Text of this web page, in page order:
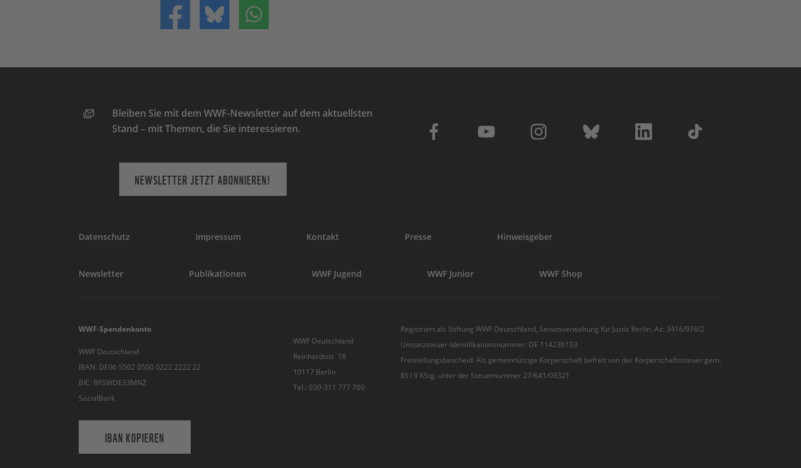
Teilen auf FacebookTeilen auf Bluesky
Bleiben Sie mit dem WWF-Newsletter auf dem aktuellsten
Stand – mit Themen, die Sie interessieren.
NEWSLETTER JETZT ABONNIEREN!
Datenschutz Impressum Kontakt Presse Hinweisgeber
Newsletter Publikationen WWF Jugend WWF Junior WWF Shop
WWF-Spendenkonto
WWF Deutschland
IBAN: DE06 5502 0500 0222 2222 22
BIC: BFSWDE33MNZ
SozialBank
IBAN KOPIEREN
WWF Deutschland
Reinhardtstr. 18
10117 Berlin
Tel.: 030-311 777 700
Registriert als Stiftung WWF Deutschland, Senatsverwaltung für Justiz Berlin, Az: 3416/976/2
Umsatzsteuer-Identifikationsnummer: DE 114236103
Freistellungsbescheid: Als gemeinnützige Körperschaft befreit von der Körperschaftssteuer gem.
§5 I 9 KStg. unter der Steuernummer 27/641/09321